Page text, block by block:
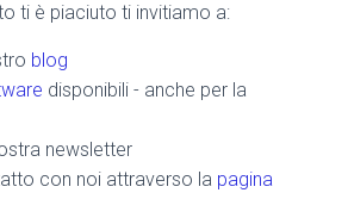
ti è piaciuto ti invitiamo a:
blog
disponibili - anche per la
newsletter
con noi attraverso la pagina